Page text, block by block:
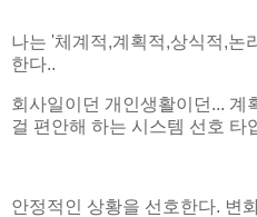
나는 '체계적,계획적,상식적,논
한다..
회사일이던 개인생활이던... 계
걸 편안해 하는 시스템 선호 타
안정적인 상황을 선호한다. 변